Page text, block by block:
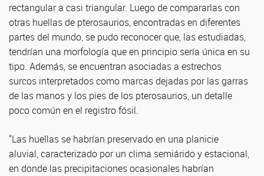
rectangular a casi triangular. Luego de compararlas con
otras huellas de pterosaurios, encontradas en diferentes
partes del mundo, se pudo reconocer que, las estudiadas,
tendrían una morfología que en principio sería única en su
tipo. Además, se encuentran asociadas a estrechos
surcos interpretados como marcas dejadas por las garras
de las manos y los pies de los pterosaurios, un detalle
poco común en el registro fósil.
"Las huellas se habrían preservado en una planicie
aluvial, caracterizado por un clima semiárido y estacional,
en donde las precipitaciones ocasionales habrían